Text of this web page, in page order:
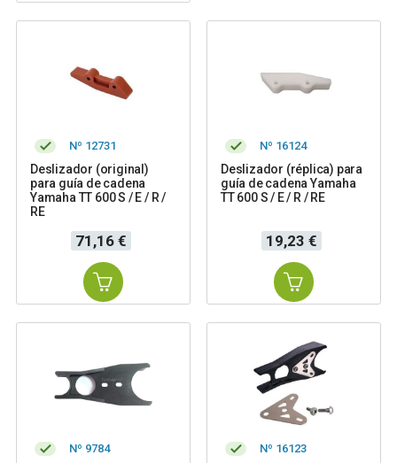
Nº 12731
Deslizador (original)
para guía de cadena
Yamaha TT 600 S / E / R /
RE
Precio
71,16 €
Nº 16124
Deslizador (réplica) para
guía de cadena Yamaha
TT 600 S / E / R / RE
Precio
19,23 €
Nº 9784 Nº 16123